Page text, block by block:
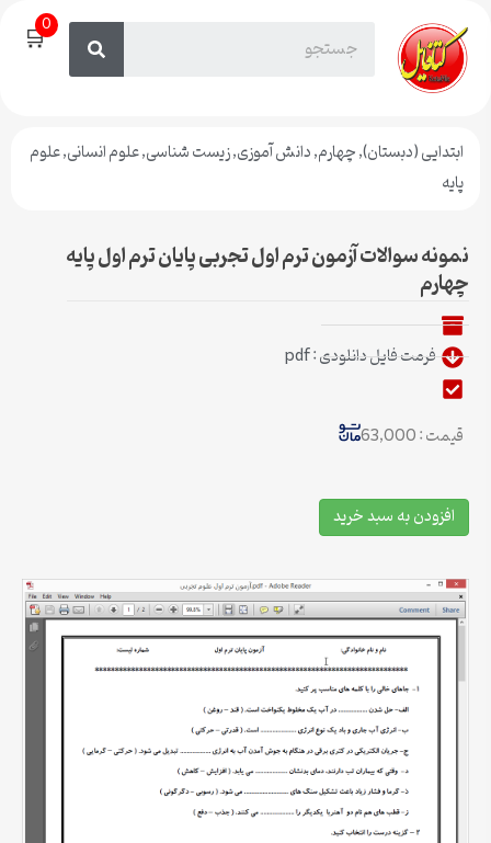
🛒0
ابتدایی (دبستان),چهارم,دانش آموزی,زیست شناسی,علوم انسانی,علوم
پایه
نمونه سوالات آزمون ترم اول تجربی پایان ترم اول پایه
چهارم
فرمت فایل دانلودی : pdf
قیمت : 63,000
افزودن به سبد خرید